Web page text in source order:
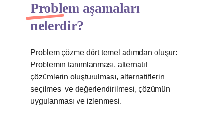
Problem aşamaları
nelerdir?
Problem çözme dört temel adımdan oluşur:
Problemin tanımlanması, alternatif
çözümlerin oluşturulması, alternatiflerin
seçilmesi ve değerlendirilmesi, çözümün
uygulanması ve izlenmesi.